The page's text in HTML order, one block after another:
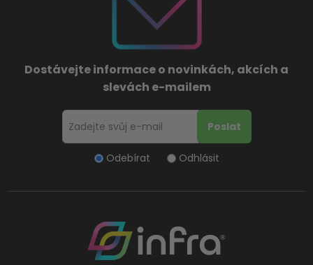
Dostávejte informace o novinkách, akcích a
slevách e-mailem
Odebírat Odhlásit